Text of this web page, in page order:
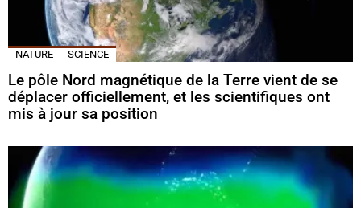
NATURE SCIENCE
Le pôle Nord magnétique de la Terre vient de se
déplacer officiellement, et les scientifiques ont
mis à jour sa position